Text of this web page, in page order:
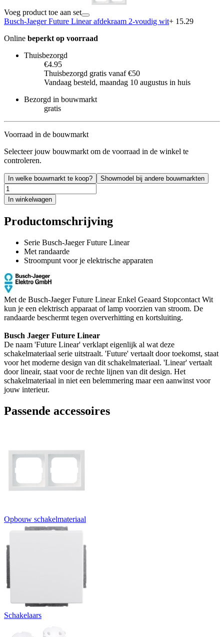
Voeg product toe aan set
Busch-Jaeger Future Linear afdekraam 2-voudig wit+ 15.29
Online beperkt op voorraad
Thuisbezorgd
€4.95
Thuisbezorgd gratis vanaf €50
Vandaag besteld, maandag 10 augustus in huis
Bezorgd in bouwmarkt
gratis
Voorraad in de bouwmarkt
Selecteer jouw bouwmarkt om de voorraad in de winkel te
controleren.
In welke bouwmarkt te koop? Showmodel bij andere bouwmarkten
In winkelwagen
Productomschrijving
Serie Busch-Jaeger Future Linear
Met randaarde
Stroompunt voor je elektrische apparaten
Met de Busch-Jaeger Future Linear Enkel Geaard Stopcontact Wit
kun je een elektrisch apparaat of lamp voorzien van stroom. De
randaarde beschermt tegen oververhitting en kortsluiting.
Busch Jaeger Future Linear
De naam 'Future Linear' verklapt eigenlijk al wat deze
schakelmateriaal serie uitstraalt. 'Future' vertaalt door toekomst, staat
voor het moderne design van dit schakelmateriaal. 'Linear' vertaalt
door lineair, staat voor de rechte lijnen van dit design. Het
schakelmateriaal in niet een belemmering maar een aanwinst voor
jouw interieur.
Passende accessoires
Opbouw schakelmateriaal
Schakelaars